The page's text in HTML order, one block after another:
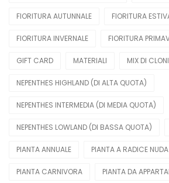
FIORITURA AUTUNNALE FIORITURA
FIORITURA INVERNALE FIORITURA
GIFT CARD MATERIALI MIX DI CLONI
NEPENTHES HIGHLAND (DI ALTA QUOTA)
NEPENTHES INTERMEDIA (DI MEDIA QUOTA)
NEPENTHES LOWLAND (DI BASSA QUOTA)
PIANTA ANNUALE PIANTA A RADICE NUDA
PIANTA CARNIVORA PIANTA DA